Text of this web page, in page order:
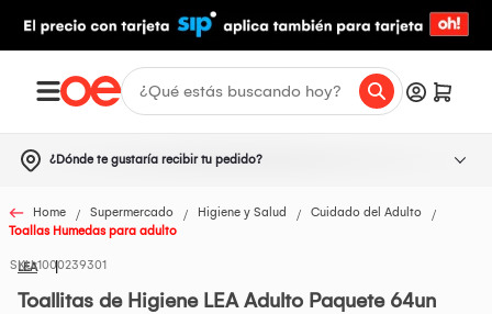
¿Dónde te gustaría recibir tu pedido?
Home Supermercado Higiene y Salud
Cuidado del Adulto
Toallas Humedas para adulto
LEA1000239301
Toallitas de Higiene LEA Adulto Paquete 64un